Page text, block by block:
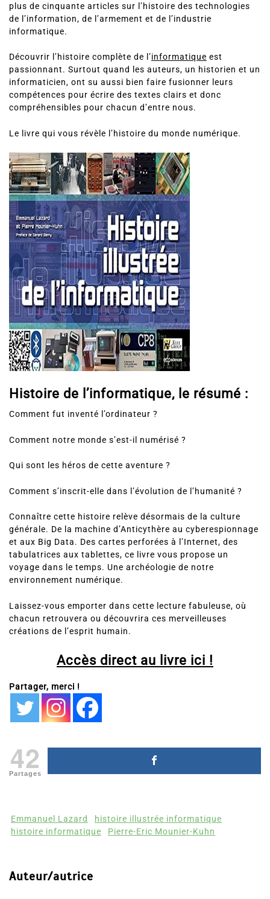
plus de cinquante articles sur l’histoire des technologies
de l’information, de l’armement et de l’industrie
informatique.
Découvrir l’histoire complète de l’informatique est
passionnant. Surtout quand les auteurs, un historien et un
informaticien, ont su aussi bien faire fusionner leurs
compétences pour écrire des textes clairs et donc
compréhensibles pour chacun d’entre nous.
Le livre qui vous révèle l’histoire du monde numérique.
Histoire de l’informatique, le résumé :
Comment fut inventé l’ordinateur ?
Comment notre monde s’est-il numérisé ?
Qui sont les héros de cette aventure ?
Comment s’inscrit-elle dans l’évolution de l’humanité ?
Connaître cette histoire relève désormais de la culture
générale. De la machine d’Anticythère au cyberespionnage
et aux Big Data. Des cartes perforées à l’Internet, des
tabulatrices aux tablettes, ce livre vous propose un
voyage dans le temps. Une archéologie de notre
environnement numérique.
Laissez-vous emporter dans cette lecture fabuleuse, où
chacun retrouvera ou découvrira ces merveilleuses
créations de l’esprit humain.
Accès direct au livre ici !
Partager, merci !
42
Partages
Emmanuel Lazard
histoire illustrée informatique
histoire informatique
Pierre-Eric Mounier-Kuhn
Auteur/autrice